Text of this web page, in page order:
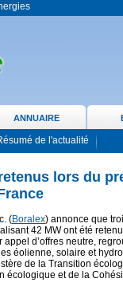
ANNUAIRE
de l'actualité
lors du
(Boralex) annonce que
42 MW ont été
appel d’offres neutre,
éolienne, solaire et
de la Transition
écologique et de la